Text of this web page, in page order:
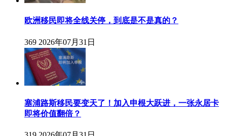
欧洲移民即将全线关停，到底是不是真的？
369 2026年07月31日
塞浦路斯移民要变天了！加入申根大跃进，一张永居卡
即将价值翻倍？